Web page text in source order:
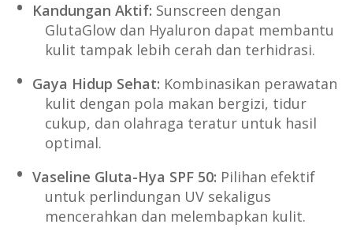
Kandungan Aktif: Sunscreen dengan
GlutaGlow dan Hyaluron dapat membantu
kulit tampak lebih cerah dan terhidrasi.
Gaya Hidup Sehat: Kombinasikan perawatan
kulit dengan pola makan bergizi, tidur
cukup, dan olahraga teratur untuk hasil
optimal.
Vaseline Gluta-Hya SPF 50: Pilihan efektif
untuk perlindungan UV sekaligus
mencerahkan dan melembapkan kulit.